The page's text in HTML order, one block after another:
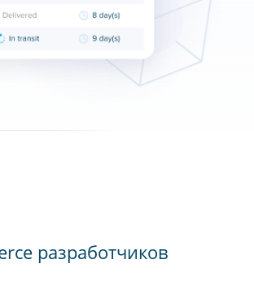
разработчиков